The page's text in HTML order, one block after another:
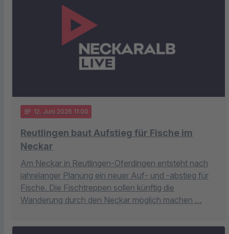
notes 12. Juni 2026 11:00
Reutlingen baut Aufstieg für Fische im
Neckar
Am Neckar in Reutlingen-Oferdingen entsteht nach
jahrelanger Planung ein neuer Auf- und -abstieg für
Fische. Die Fischtreppen sollen künftig die
Wanderung durch den Neckar möglich machen …